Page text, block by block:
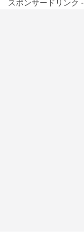
スポンサードリンク -